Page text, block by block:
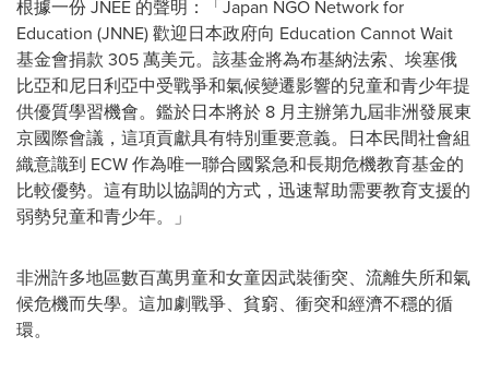
根據一份 JNEE 的聲明：「Japan NGO Network for
Education (JNNE) 歡迎日本政府向 Education Cannot Wait
基金會捐款 305 萬美元。該基金將為布基納法索、埃塞俄
比亞和尼日利亞中受戰爭和氣候變遷影響的兒童和青少年提
供優質學習機會。鑑於日本將於 8 月主辦第九屆非洲發展東
京國際會議，這項貢獻具有特別重要意義。日本民間社會組
織意識到 ECW 作為唯一聯合國緊急和長期危機教育基金的
比較優勢。這有助以協調的方式，迅速幫助需要教育支援的
弱勢兒童和青少年。」
非洲許多地區數百萬男童和女童因武裝衝突、流離失所和氣
候危機而失學。這加劇戰爭、貧窮、衝突和經濟不穩的循
環。